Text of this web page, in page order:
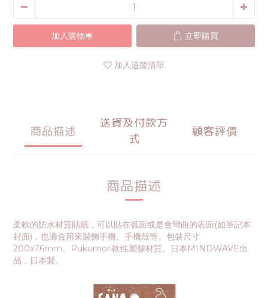
加入購物車 立即購買
加入追蹤清單
商品描述
送貨及付款方
式
顧客評價
商品描述
柔軟的防水材質貼紙，可以貼在弧面或是會彎曲的表面(如筆記本
封面)，也適合用來裝飾手機、手機殼等。包裝尺寸
200x76mm。Pukumori軟性塑膠材質。日本MINDWAVE出
品，日本製。